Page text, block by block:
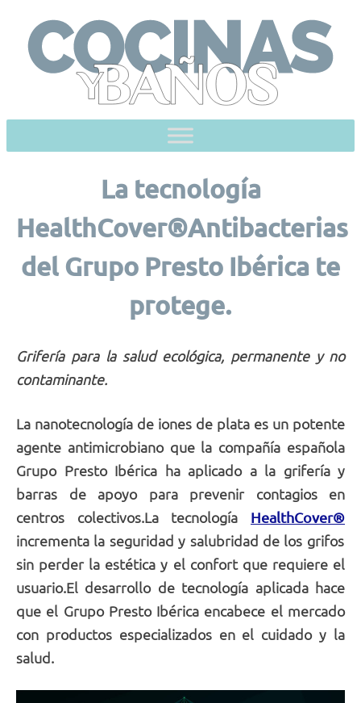
content
La tecnología
HealthCover®Antibacterias
del Grupo Presto Ibérica te
protege.
Grifería para la salud ecológica, permanente y no
contaminante.
La nanotecnología de iones de plata es un potente
agente antimicrobiano que la compañía española
Grupo Presto Ibérica ha aplicado a la grifería y
barras de apoyo para prevenir contagios en
centros colectivos.La tecnología HealthCover®
incrementa la seguridad y salubridad de los grifos
sin perder la estética y el confort que requiere el
usuario.El desarrollo de tecnología aplicada hace
que el Grupo Presto Ibérica encabece el mercado
con productos especializados en el cuidado y la
salud.